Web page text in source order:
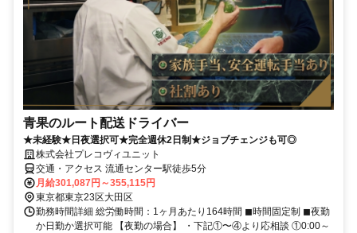
青果のルート配送ドライバー
★未経験★日夜選択可★完全週休2日制★ジョブチェンジも可◎
株式会社プレコヴィユニット
交通・アクセス 流通センター駅徒歩5分
月給301,087円～355,115円
東京都東京23区大田区
勤務時間詳細 総労働時間：1ヶ月あたり164時間 ◼︎時間固定制 ◼︎夜勤
か日勤か選択可能 【夜勤の場合】 ・下記①〜④より応相談 ①0:00～